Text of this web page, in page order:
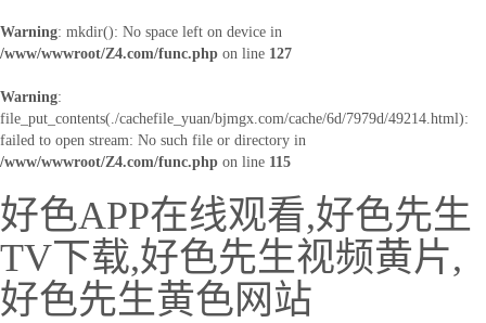
Warning: mkdir(): No space left on device in
/www/wwwroot/Z4.com/func.php on line 127
Warning:
file_put_contents(./cachefile_yuan/bjmgx.com/cache/6d/7979d/49214.html):
failed to open stream: No such file or directory in
/www/wwwroot/Z4.com/func.php on line 115
好色APP在线观看,好色先生
TV下载,好色先生视频黄片,
好色先生黄色网站